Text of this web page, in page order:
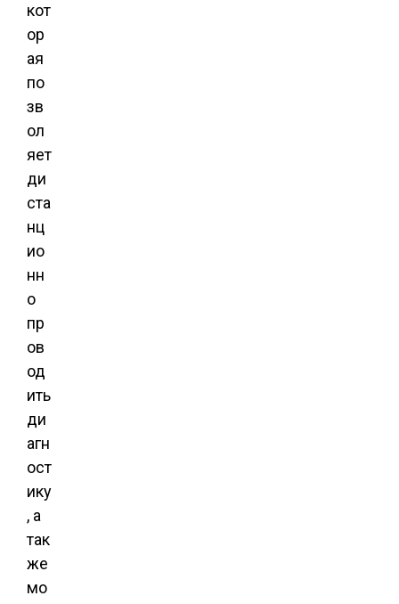
кот
ор
ая
по
зв
ол
яет
ди
ста
нц
ио
нн
о
пр
ов
од
ить
ди
агн
ост
ику
, а
так
же
мо